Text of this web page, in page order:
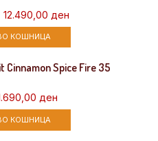
12.490,00 ден
КОШНИЦА
Cinnamon Spice Fire 35
ден
КОШНИЦА